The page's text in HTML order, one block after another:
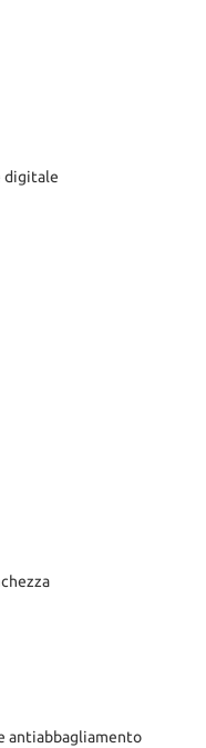
digitale
antiabbagliamento